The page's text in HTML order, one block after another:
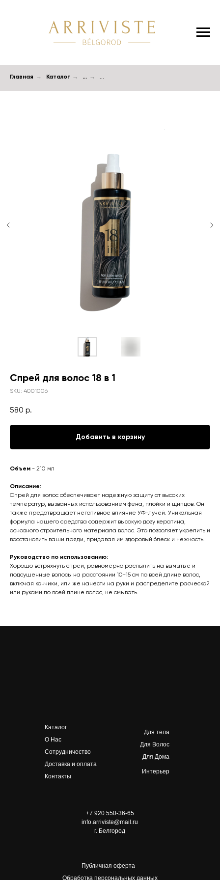
Главная → Каталог → ... →
Спрей для волос 18 в 1
SKU: 4001006
580 р.
Добавить в корзину
Объем - 210 мл
Описание:
Спрей для волос обеспечивает надежную защиту от высоких
температур, вызванных использованием фена, плойки и щипцов. Он
также предотвращает негативное влияние УФ-лучей. Уникальная
формула нашего средства содержит высокую дозу кератина,
основного строительного материала волос. Это позволяет укрепить и
восстановить ваши пряди, придавая им здоровый блеск и нежность.
Руководство по использованию:
Хорошо встряхнуть спрей, равномерно распылить на вымытые и
подсушенные волосы на расстоянии 10-15 см по всей длине волос,
включая кончики, или же нанести на руки и распределите расческой
или руками по всей длине волос, не смывать.
+7 920 550-36-65
info.arriviste@mail.ru
г. Белгород
Для тела
Для Волос
Для Дома
Интерьер
Публичная оферта
Обработка персональных данных
Каталог
О Нас
Сотрудничество
Доставка и оплата
Контакты